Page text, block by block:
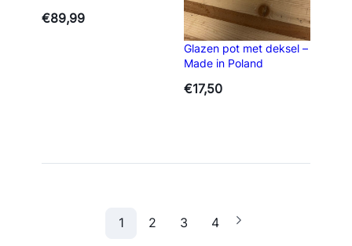
€89,99
Glazen pot met deksel –
Made in Poland
€17,50
1 2 3 4